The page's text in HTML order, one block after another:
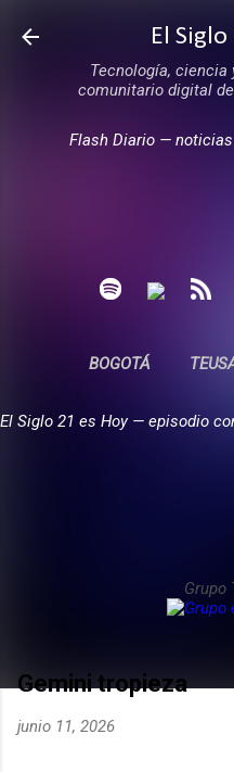
Ir al
El
Tecnología,
comunitario digital
Flash Diario —
BOGOTÁ
El Siglo 21 es Hoy — episodio
Grupo
Gemini tropieza
junio 11, 2026